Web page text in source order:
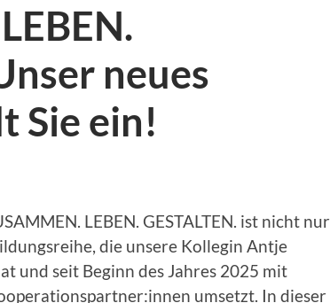
neues
Sie ein!
LEBEN. GESTALTEN. ist nicht nur
die unsere Kollegin Antje
und seit Beginn des Jahres 2025 mit
umsetzt. In dieser